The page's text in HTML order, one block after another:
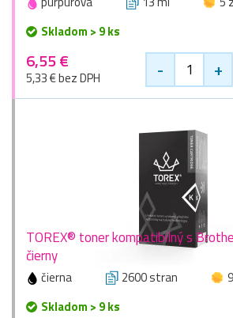
Skladom > 9 ks
6,55 €
5,33 € bez DPH - +
TOREX® toner kompatibilný s
čierny
čierna 2600 stran
Skladom > 9 ks